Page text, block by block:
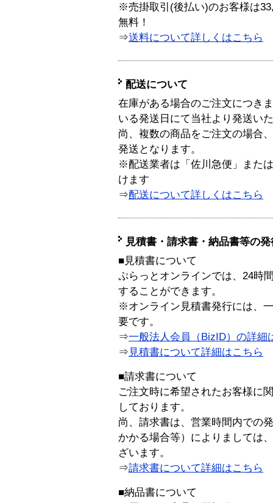
※売掛取引(後払い)のお客様は
無料！
⇒送料について詳しくはこちら
配送について
在庫がある場合のご注文につき
いる発送日にて当社より発送い
尚、複数の商品をご注文の場合
発送となります。
※配送業者は「佐川急便」また
けます
⇒配送について詳しくはこちら
見積書・請求書・納品書等の
■見積書について
ぷらっとオンラインでは、24時
することができます。
※オンライン見積書発行には、
要です。
⇒一般法人会員（BizID）の詳細
⇒ 見積書について詳細はこちら
■請求書について
ご注文時に希望されたお客様に
しております。
尚、請求書は、営業時間内での
かかる場合等）によりましては
ざいます。
⇒請求書について詳細はこちら
■納品書について